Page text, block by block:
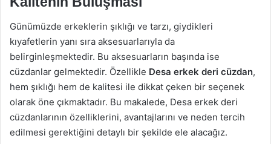
Günümüzde erkeklerin şıklığı ve tarzı, giydikleri
kıyafetlerin yanı sıra aksesuarlarıyla da
belirginleşmektedir. Bu aksesuarların başında ise
cüzdanlar gelmektedir. Özellikle Desa erkek deri cüzdan,
hem şıklığı hem de kalitesi ile dikkat çeken bir seçenek
olarak öne çıkmaktadır. Bu makalede, Desa erkek deri
cüzdanlarının özelliklerini, avantajlarını ve neden tercih
edilmesi gerektiğini detaylı bir şekilde ele alacağız.